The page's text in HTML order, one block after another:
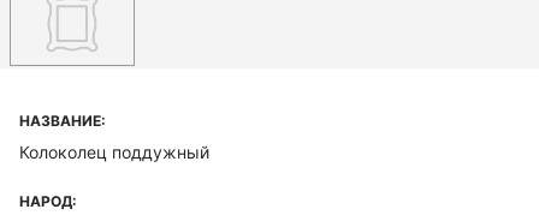
НАЗВАНИЕ:
Колоколец поддужный
НАРОД: